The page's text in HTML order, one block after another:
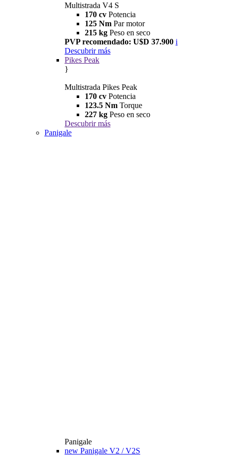
Multistrada V4 S
170 cv Potencia
125 Nm Par motor
215 kg Peso en seco
PVP recomendado: U$D 37.900 i
Descubrir más
Pikes Peak
}
Multistrada Pikes Peak
170 cv Potencia
123.5 Nm Torque
227 kg Peso en seco
Descubrir más
Panigale
Panigale
new Panigale V2 / V2S